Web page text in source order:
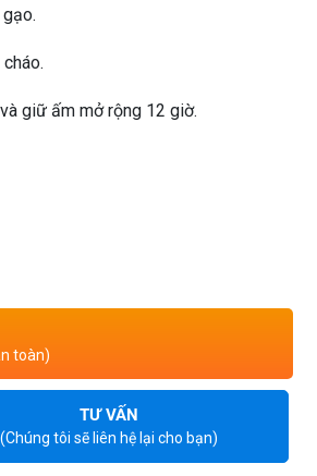
giữ ấm mở rộng 12 giờ.
toàn)
TƯ VẤN
(Chúng tôi sẽ liên hệ lại cho bạn)